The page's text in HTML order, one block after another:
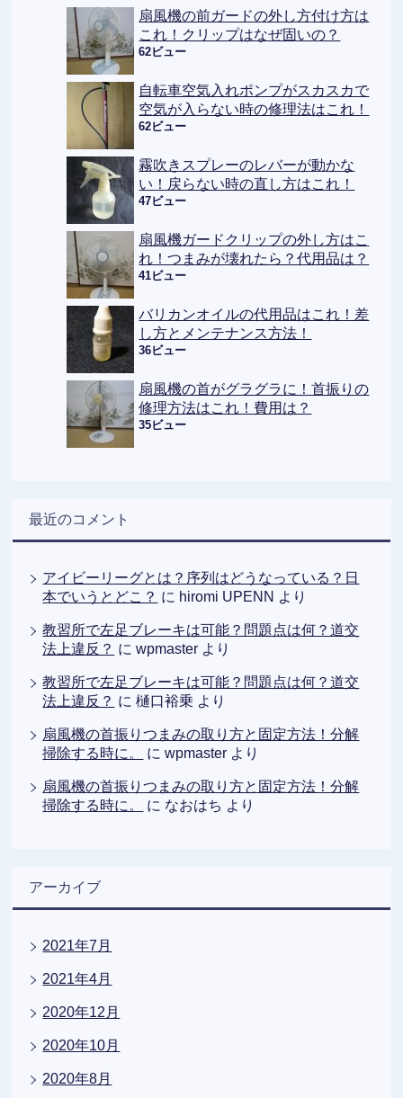
扇風機の前ガードの外し方付け方は
これ！クリップはなぜ固いの？
62ビュー
自転車空気入れポンプがスカスカで
空気が入らない時の修理法はこれ！
62ビュー
霧吹きスプレーのレバーが動かな
い！戻らない時の直し方はこれ！
47ビュー
扇風機ガードクリップの外し方はこ
れ！つまみが壊れたら？代用品は？
41ビュー
バリカンオイルの代用品はこれ！差
し方とメンテナンス方法！
36ビュー
扇風機の首がグラグラに！首振りの
修理方法はこれ！費用は？
35ビュー
最近のコメント
アイビーリーグとは？序列はどうなっている？日
本でいうとどこ？ に hiromi UPENN より
教習所で左足ブレーキは可能？問題点は何？道交
法上違反？ にwpmaster より
教習所で左足ブレーキは可能？問題点は何？道交
法上違反？ に樋口裕乗 より
扇風機の首振りつまみの取り方と固定方法！分解
掃除する時に。
にwpmaster より
扇風機の首振りつまみの取り方と固定方法！分解
掃除する時に。
に なおはち より
アーカイブ
2021年7月
2021年4月
2020年12月
2020年10月
2020年8月